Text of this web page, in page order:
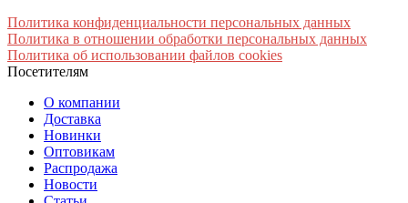
Политика конфиденциальности персональных данных
Политика в отношении обработки персональных данных
Политика об использовании файлов cookies
Посетителям
О компании
Доставка
Новинки
Оптовикам
Распродажа
Новости